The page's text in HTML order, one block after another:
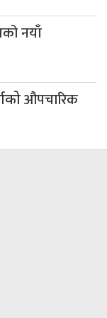
नयाँ
औपचारिक